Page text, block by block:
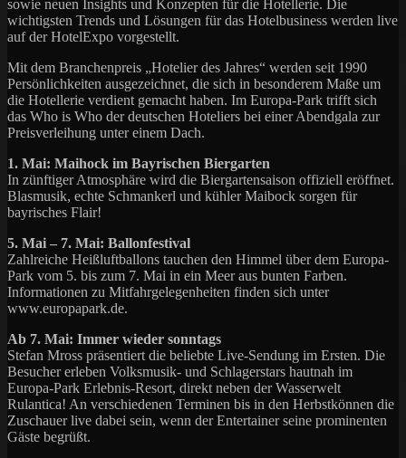
sowie neuen Insights und Konzepten für die Hotellerie. Die
wichtigsten Trends und Lösungen für das Hotelbusiness werden live
auf der HotelExpo vorgestellt.
Mit dem Branchenpreis „Hotelier des Jahres“ werden seit 1990
Persönlichkeiten ausgezeichnet, die sich in besonderem Maße um
die Hotellerie verdient gemacht haben. Im Europa-Park trifft sich
das Who is Who der deutschen Hoteliers bei einer Abendgala zur
Preisverleihung unter einem Dach.
1. Mai: Maihock im Bayrischen Biergarten
In zünftiger Atmosphäre wird die Biergartensaison offiziell eröffnet.
Blasmusik, echte Schmankerl und kühler Maibock sorgen für
bayrisches Flair!
5. Mai – 7. Mai: Ballonfestival
Zahlreiche Heißluftballons tauchen den Himmel über dem Europa-
Park vom 5. bis zum 7. Mai in ein Meer aus bunten Farben.
Informationen zu Mitfahrgelegenheiten finden sich unter
www.europapark.de.
Ab 7. Mai: Immer wieder sonntags
Stefan Mross präsentiert die beliebte Live-Sendung im Ersten. Die
Besucher erleben Volksmusik- und Schlagerstars hautnah im
Europa-Park Erlebnis-Resort, direkt neben der Wasserwelt
Rulantica! An verschiedenen Terminen bis in den Herbstkönnen die
Zuschauer live dabei sein, wenn der Entertainer seine prominenten
Gäste begrüßt.